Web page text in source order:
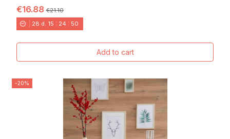
€16.88€21.10
28 d. 15 : 24 : 49
Add to cart
-20%